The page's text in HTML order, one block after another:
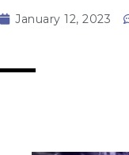
January 12, 2023